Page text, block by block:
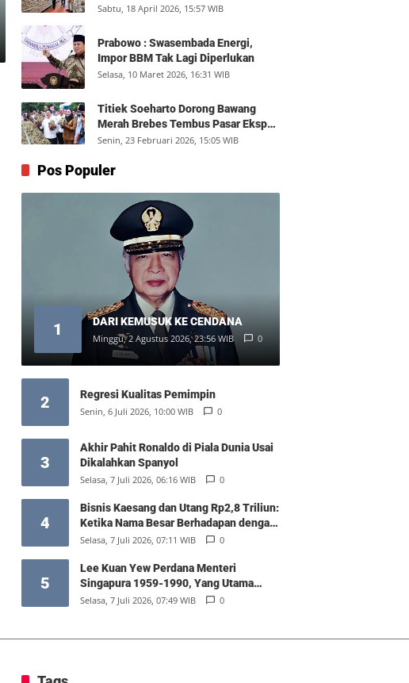
Aman dan Distribusi Lancar
Sabtu, 18 April 2026, 15:57 WIB
Prabowo : Swasembada Energi,
Impor BBM Tak Lagi Diperlukan
Selasa, 10 Maret 2026, 16:31 WIB
Titiek Soeharto Dorong Bawang
Merah Brebes Tembus Pasar Ekspor,
Petani Bisa Untung Rp350 Juta per
Senin, 23 Februari 2026, 15:05 WIB
Pos Populer
1 DARI KEMUSUK KE CENDANA
Minggu, 2 Agustus 2026, 23:56 WIB 0
2 Regresi Kualitas Pemimpin
Senin, 6 Juli 2026, 10:00 WIB 0
3
Akhir Pahit Ronaldo di Piala Dunia Usai
Dikalahkan Spanyol
Selasa, 7 Juli 2026, 06:16 WIB 0
4
Bisnis Kaesang dan Utang Rp2,8 Triliun:
Ketika Nama Besar Berhadapan dengan
Hukum Pasar
Selasa, 7 Juli 2026, 07:11 WIB 0
5
Lee Kuan Yew Perdana Menteri
Singapura 1959-1990, Yang Utama
Diantara Yang Sederajat
Selasa, 7 Juli 2026, 07:49 WIB 0